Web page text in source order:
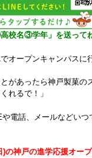
校名③学年」を送って
オープンキャンパスに
があったら神戸製菓の
れるで！」
電話、メールなどい
)の神戸の進学応援オー